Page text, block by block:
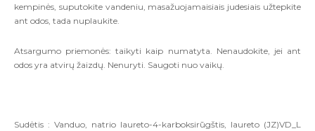
kempinės, suputokite vandeniu, masažuojamaisiais judesiais užtepkite
ant odos, tada nuplaukite.
Atsargumo priemonės: taikyti kaip numatyta. Nenaudokite, jei ant
odos yra atvirų žaizdų. Nenuryti. Saugoti nuo vaikų.
Sudėtis : Vanduo, natrio laureto-4-karboksirūgštis, laureto (JZ)VD_L